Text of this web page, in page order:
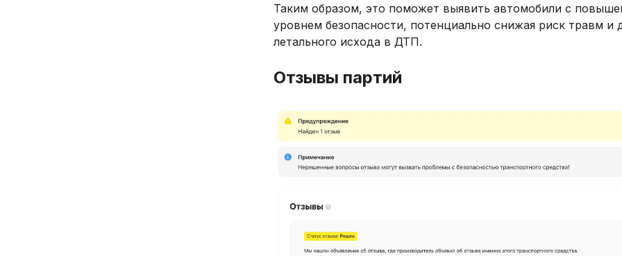
Таким образом, это поможет выявить автомобили с
уровнем безопасности, потенциально снижая риск травм и
летального исхода в ДТП.
Отзывы партий